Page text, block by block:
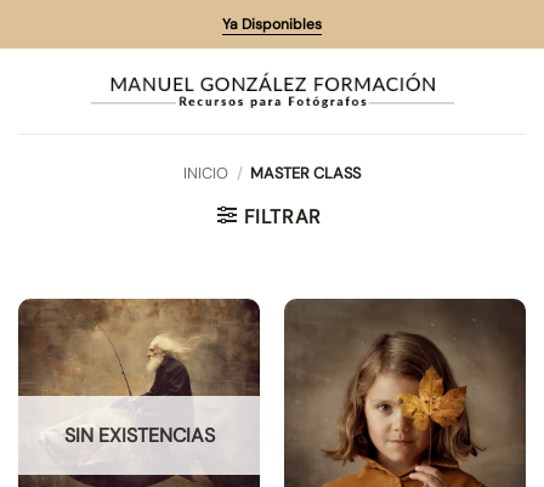
al
Ya Disponibles
INICIO / MASTER CLASS
FILTRAR
SIN EXISTENCIAS